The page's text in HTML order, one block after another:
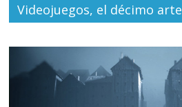
Videojuegos, el décimo arte